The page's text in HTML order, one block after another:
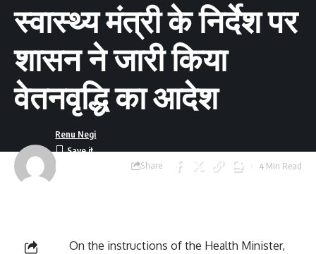
स्वास्थ्य मंत्री के निर्देश पर
शासन ने जारी किया
वेतनवृद्धि का आदेश
Last updated:
Renu Negi
Share 4 Min Read
On the instructions of the Health Minister,